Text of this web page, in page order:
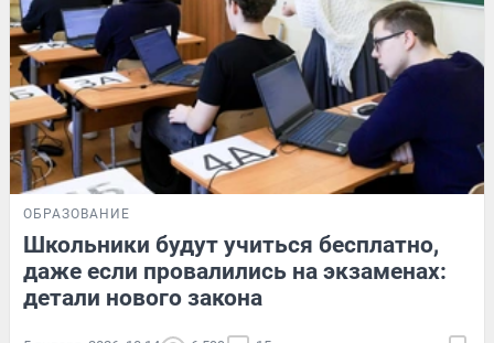
ОБРАЗОВАНИЕ
Школьники будут учиться бесплатно,
даже если провалились на экзаменах:
детали нового закона